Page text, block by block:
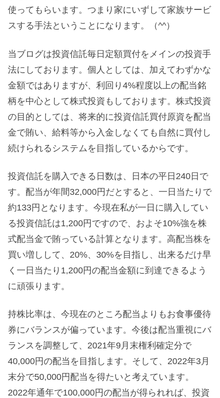
使ってもらいます。つまり家にいずして家族サービ
スする手法ということになります。（^^）
当ブログは投資信託毎日定額買付をメインの投資手
法にしております。個人としては、加えてわずかな
金額ではありますが、利回り4%程度以上の配当銘
柄を中心として株式投資もしております。株式投資
の目的としては、将来的に投資信託買付原資を配当
金で賄い、給料等から入金しなくても自然に買付し
続けられるシステムを目指しているからです。
投資信託を購入できる日数は、日本の平日240日で
す。配当が年間32,000円だとすると、一日当たりで
約133円となります。今現在私が一日に購入してい
る投資信託は1,200円ですので、およそ10%強を株
式配当金で賄っている計算となります。高配当株を
買い増しして、20%、30%を目指し、出来るだけ早
く一日当たり1,200円の配当金額に到達できるよう
に頑張ります。
持株比率は、今現在のところ配当よりもお食事優待
券にバランスが偏っています。今後は配当重視にバ
ランスを調整して、2021年9月末権利確定分で
40,000円の配当を目指します。そして、2022年3月
末分で50,000円配当を得たいと考えています。
2022年通年で100,000円の配当が得られれば、投資